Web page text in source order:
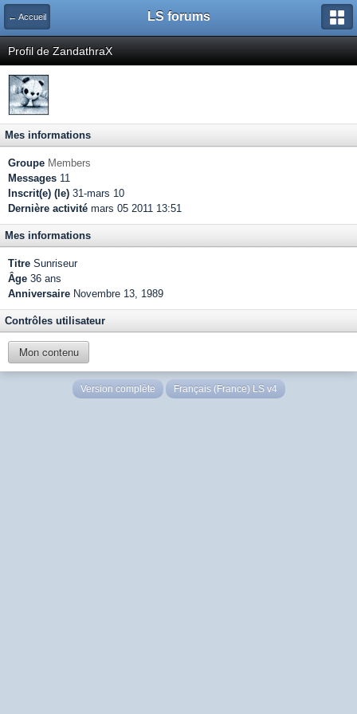
← Accueil LS forums
Profil de ZandathraX
Mes informations
Groupe Members
Messages 11
Inscrit(e) (le) 31-mars 10
Dernière activité mars 05 2011 13:51
Mes informations
Titre Sunriseur
Âge 36 ans
Anniversaire Novembre 13, 1989
Contrôles utilisateur
Mon contenu
Version complète Français (France) LS v4